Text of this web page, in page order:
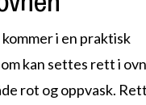
i en praktisk
kan settes rett i
rot og oppvask.